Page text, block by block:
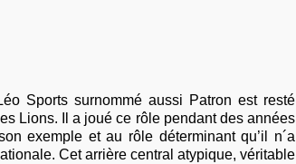
Sports surnommé aussi Patron est resté
Lions. Il a joué ce rôle pendant des années
exemple et au rôle déterminant qu’il n´a
Cet arrière central atypique, véritable